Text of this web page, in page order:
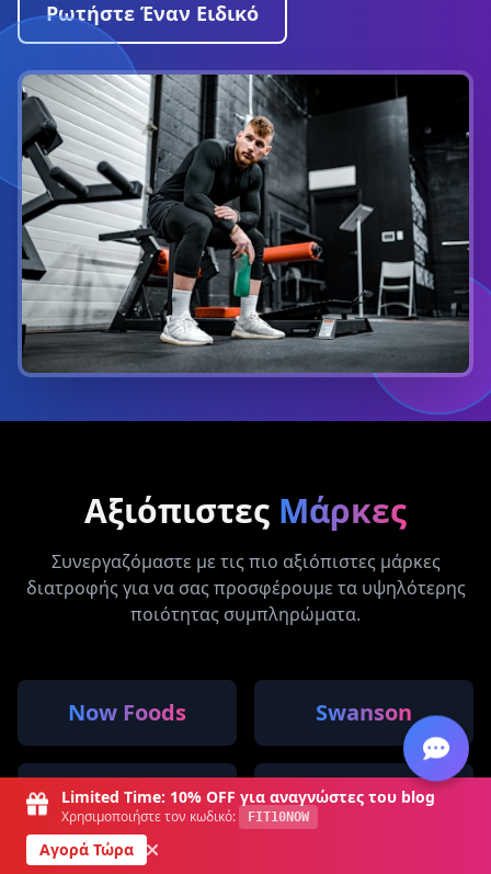
Μενού Κατηγορίες
Limited Time: 10% OFF για αναγνώστες του blog
Χρησιμοποιήστε τον κωδικό: FIT10NOW
Αγορά Τώρα
Ρωτήστε Έναν Ειδικό
Αξιόπιστες Μάρκες
Συνεργαζόμαστε με τις πιο αξιόπιστες μάρκες
διατροφής για να σας προσφέρουμε τα υψηλότερης
ποιότητας συμπληρώματα.
Now Foods Swanson
IronFlex V-Shape Supps